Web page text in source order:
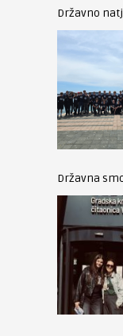
Državno
Državna